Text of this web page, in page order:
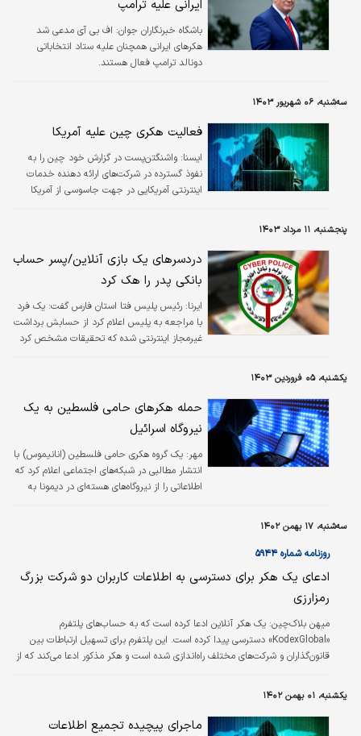
ایرانی علیه ترامپ
باشگاه خبرنگاران جوان: اف بی آی مدعی شد
هکر‌های ایرانی همچنان علیه ستاد انتخاباتی
دونالد ترامپ فعال هستند.
سه‌شنبه، ۰۶ شهریور ۱۴۰۳
فعالیت هکری چین علیه آمریکا
ایسنا: واشنگتن‌پست در گزارش خود چین را به
نفوذ گسترده در شرکت‌های ارائه دهنده خدمات
اینترنتی آمریکایی در جهت جاسوسی از آمریکا
پنجشنبه، ۱۱ مرداد ۱۴۰۳
دردسرهای یک بازی آنلاین/پسر حساب
بانکی پدر را هک کرد
ایرنا: رئیس پلیس فتا استان فارس گفت: یک فرد
با مراجعه به پلیس اعلام کرد از حسابش برداشت
غیرمجاز اینترنتی شده که تحقیقات مشخص کرد
یکشنبه، ۰۵ فروردین ۱۴۰۳
حمله هکرهای حامی فلسطین به یک
نیروگاه اسرائیل
مهر: یک گروه هکری حامی فلسطین (انانیموس) با
انتشار مطالبی در شبکه‌های اجتماعی اعلام کرد که
اطلاعاتی را از نیروگاه‌های هسته‌ای در دیمونا به
سه‌شنبه، ۱۷ بهمن ۱۴۰۲
روزنامه شماره ۵۹۴۴
ادعای یک هکر برای دسترسی به اطلاعات کاربران دو شرکت بزرگ
رمزارزی
میهن بلاک‌چین: یک هکر آنلاین ادعا کرده است که به حساب‌های پلتفرم
«KodexGlobal» دسترسی پیدا کرده است. این پلتفرم برای تسهیل ارتباطات بین
قانون‌گذاران و شرکت‌های مختلف راه‌اندازی شده است و هکر مذکور ادعا می‌کند که از
کوین‌بیس را به‌دست آورده است.
یکشنبه، ۰۱ بهمن ۱۴۰۲
ماجرای پیچیده تجمیع اطلاعات